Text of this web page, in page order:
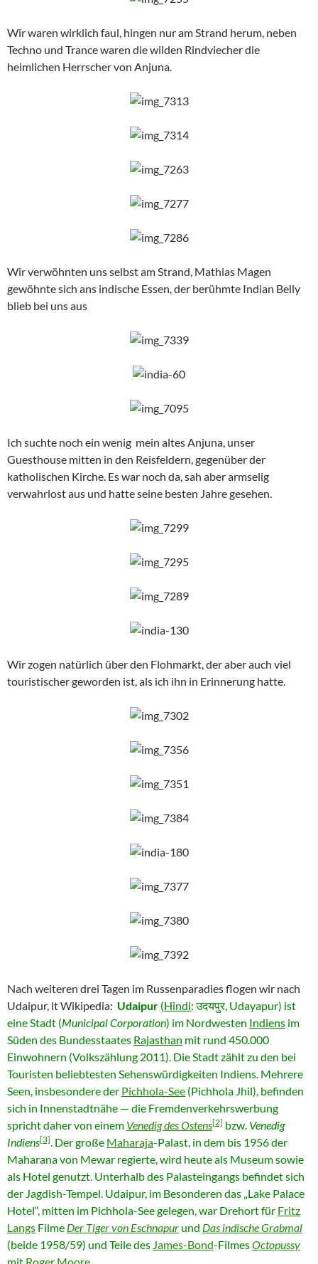
Wir waren wirklich faul, hingen nur am Strand herum, neben
Techno und Trance waren die wilden Rindviecher die
heimlichen Herrscher von Anjuna.
Wir verwöhnten uns selbst am Strand, Mathias Magen
gewöhnte sich ans indische Essen, der berühmte Indian Belly
blieb bei uns aus
Ich suchte noch ein wenig mein altes Anjuna, unser
Guesthouse mitten in den Reisfeldern, gegenüber der
katholischen Kirche. Es war noch da, sah aber armselig
verwahrlost aus und hatte seine besten Jahre gesehen.
Wir zogen natürlich über den Flohmarkt, der aber auch viel
touristischer geworden ist, als ich ihn in Erinnerung hatte.
Nach weiteren drei Tagen im Russenparadies flogen wir nach
Udaipur, lt Wikipedia: Udaipur (Hindi:उदयपुर, Udayapur) ist
eine Stadt (Municipal Corporation) im Nordwesten Indiens im
Süden des Bundesstaates Rajasthan mit rund 450.000
Einwohnern (Volkszählung 2011). Die Stadt zählt zu den bei
Touristen beliebtesten Sehenswürdigkeiten Indiens. Mehrere
Seen, insbesondere der Pichhola-See (Pichhola Jhil), befinden
sich in Innenstadtnähe — die Fremdenverkehrswerbung
spricht daher von einem Venedig des Ostens[2] bzw. Venedig
Indiens[3]. Der große Maharaja-Palast, in dem bis 1956 der
Maharana von Mewar regierte, wird heute als Museum sowie
als Hotel genutzt. Unterhalb des Palasteingangs befindet sich
der Jagdish-Tempel. Udaipur, im Besonderen das „Lake Palace
Hotel“, mitten im Pichhola-See gelegen, war Drehort für Fritz
Langs Filme Der Tiger von Eschnapur und Das indische Grabmal
(beide 1958/59) und Teile des James-Bond-FilmesOctopussy